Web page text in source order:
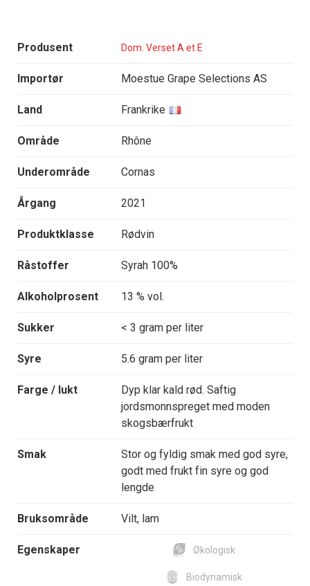
Produsent Dom. Verset A et E
Importør Moestue Grape Selections AS
Land Frankrike
Område Rhône
Underområde Cornas
Årgang 2021
Produktklasse Rødvin
Råstoffer Syrah 100%
Alkoholprosent 13 % vol.
Sukker < 3 gram per liter
Syre 5.6 gram per liter
Farge / lukt
Dyp klar kald rød. Saftig
jordsmonnspreget med moden
skogsbærfrukt
Smak
Stor og fyldig smak med god syre,
godt med frukt fin syre og god
lengde
Bruksområde Vilt, lam
Egenskaper Økologisk
Biodynamisk